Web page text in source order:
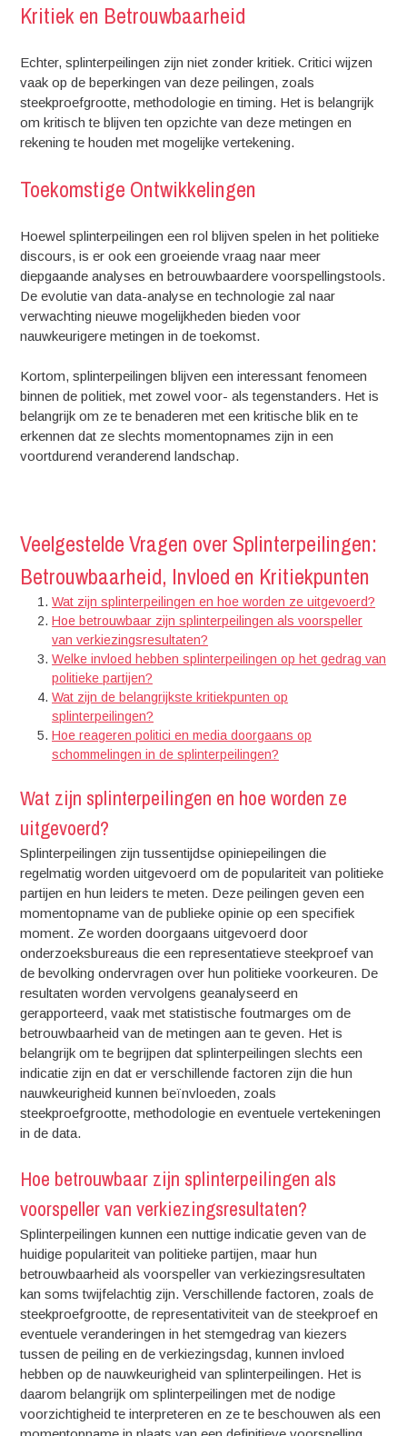
Kritiek en Betrouwbaarheid
Echter, splinterpeilingen zijn niet zonder kritiek. Critici wijzen
vaak op de beperkingen van deze peilingen, zoals
steekproefgrootte, methodologie en timing. Het is belangrijk
om kritisch te blijven ten opzichte van deze metingen en
rekening te houden met mogelijke vertekening.
Toekomstige Ontwikkelingen
Hoewel splinterpeilingen een rol blijven spelen in het politieke
discours, is er ook een groeiende vraag naar meer
diepgaande analyses en betrouwbaardere voorspellingstools.
De evolutie van data-analyse en technologie zal naar
verwachting nieuwe mogelijkheden bieden voor
nauwkeurigere metingen in de toekomst.
Kortom, splinterpeilingen blijven een interessant fenomeen
binnen de politiek, met zowel voor- als tegenstanders. Het is
belangrijk om ze te benaderen met een kritische blik en te
erkennen dat ze slechts momentopnames zijn in een
voortdurend veranderend landschap.
Veelgestelde Vragen over Splinterpeilingen:
Betrouwbaarheid, Invloed en Kritiekpunten
Wat zijn splinterpeilingen en hoe worden ze uitgevoerd?
Hoe betrouwbaar zijn splinterpeilingen als voorspeller
van verkiezingsresultaten?
Welke invloed hebben splinterpeilingen op het gedrag van
politieke partijen?
Wat zijn de belangrijkste kritiekpunten op
splinterpeilingen?
Hoe reageren politici en media doorgaans op
schommelingen in de splinterpeilingen?
Wat zijn splinterpeilingen en hoe worden ze
uitgevoerd?
Splinterpeilingen zijn tussentijdse opiniepeilingen die
regelmatig worden uitgevoerd om de populariteit van politieke
partijen en hun leiders te meten. Deze peilingen geven een
momentopname van de publieke opinie op een specifiek
moment. Ze worden doorgaans uitgevoerd door
onderzoeksbureaus die een representatieve steekproef van
de bevolking ondervragen over hun politieke voorkeuren. De
resultaten worden vervolgens geanalyseerd en
gerapporteerd, vaak met statistische foutmarges om de
betrouwbaarheid van de metingen aan te geven. Het is
belangrijk om te begrijpen dat splinterpeilingen slechts een
indicatie zijn en dat er verschillende factoren zijn die hun
nauwkeurigheid kunnen beïnvloeden, zoals
steekproefgrootte, methodologie en eventuele vertekeningen
in de data.
Hoe betrouwbaar zijn splinterpeilingen als
voorspeller van verkiezingsresultaten?
Splinterpeilingen kunnen een nuttige indicatie geven van de
huidige populariteit van politieke partijen, maar hun
betrouwbaarheid als voorspeller van verkiezingsresultaten
kan soms twijfelachtig zijn. Verschillende factoren, zoals de
steekproefgrootte, de representativiteit van de steekproef en
eventuele veranderingen in het stemgedrag van kiezers
tussen de peiling en de verkiezingsdag, kunnen invloed
hebben op de nauwkeurigheid van splinterpeilingen. Het is
daarom belangrijk om splinterpeilingen met de nodige
voorzichtigheid te interpreteren en ze te beschouwen als een